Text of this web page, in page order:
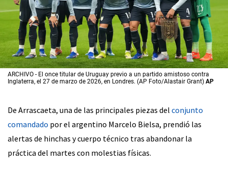
ARCHIVO - El once titular de Uruguay previo a un partido amistoso contra
Inglaterra, el 27 de marzo de 2026, en Londres. (AP Foto/Alastair Grant) AP
De Arrascaeta, una de las principales piezas del conjunto
comandado por el argentino Marcelo Bielsa, prendió las
alertas de hinchas y cuerpo técnico tras abandonar la
práctica del martes con molestias físicas.